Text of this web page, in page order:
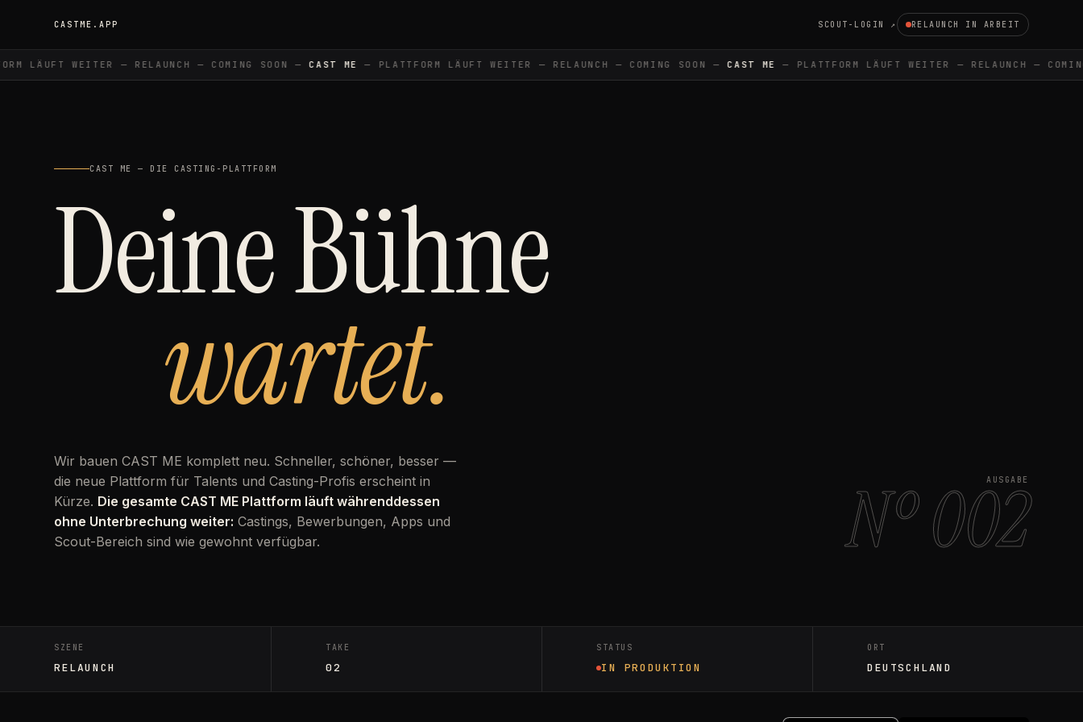
CASTME.APP SCOUT-LOGIN ↗ RELAUNCH IN ARBEIT
LÄUFT WEITER — RELAUNCH — COMING SOON —CAST ME — PLATTFORM LÄUFT WEITER — RELAUNCH — COMING SOON —CAST ME — PLATTFORM LÄUFT WEITER — RELAUNCH —
CAST ME — DIE CASTING-PLATTFORM
Deine Bühne
wartet.
Wir bauen CAST ME komplett neu. Schneller, schöner, besser —
die neue Plattform für Talents und Casting-Profis erscheint in
Kürze. Die gesamte CAST ME Plattform läuft währenddessen
ohne Unterbrechung weiter: Castings, Bewerbungen, Apps und
Scout-Bereich sind wie gewohnt verfügbar.
AUSGABE
Nº 002
SZENE
RELAUNCH
TAKE
02
STATUS
IN PRODUKTION
ORT
DEUTSCHLAND